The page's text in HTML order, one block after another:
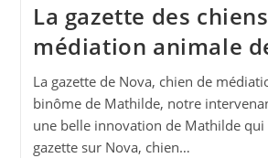
La gazette des
médiation animale
La gazette de Nova, chien de
binôme de Mathilde, notre
une belle innovation de Mathilde
gazette sur Nova, chien…